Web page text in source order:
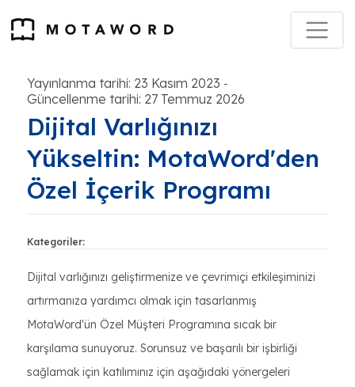
Yayınlanma tarihi: 23 Kasım 2023 -
Güncellenme tarihi: 27 Temmuz 2026
Dijital Varlığınızı
Yükseltin: MotaWord'den
Özel İçerik Programı
Kategoriler:
Dijital varlığınızı geliştirmenize ve çevrimiçi etkileşiminizi
artırmanıza yardımcı olmak için tasarlanmış
MotaWord'ün Özel Müşteri Programına sıcak bir
karşılama sunuyoruz. Sorunsuz ve başarılı bir işbirliği
sağlamak için katılımınız için aşağıdaki yönergeleri